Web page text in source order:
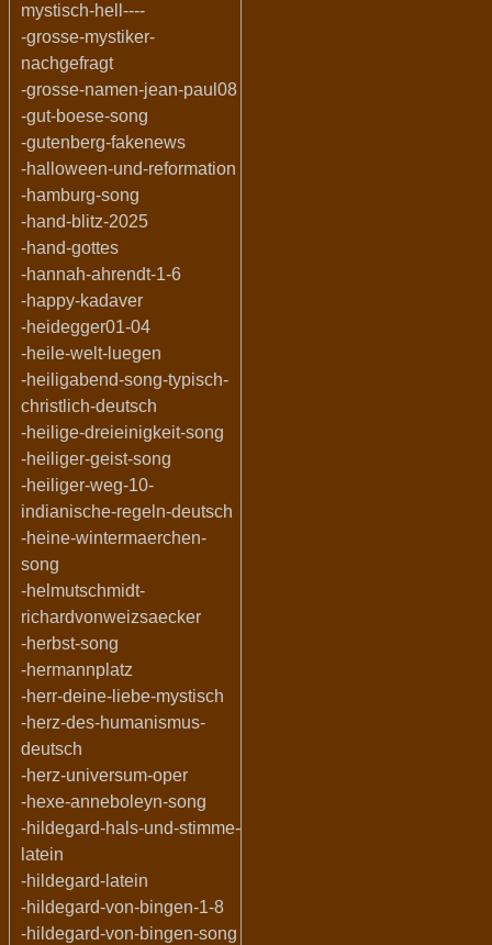
mystisch-hell----
-grosse-mystiker-
nachgefragt
-grosse-namen-jean-paul08
-gut-boese-song
-gutenberg-fakenews
-halloween-und-reformation
-hamburg-song
-hand-blitz-2025
-hand-gottes
-hannah-ahrendt-1-6
-happy-kadaver
-heidegger01-04
-heile-welt-luegen
-heiligabend-song-typisch-
christlich-deutsch
-heilige-dreieinigkeit-song
-heiliger-geist-song
-heiliger-weg-10-
indianische-regeln-deutsch
-heine-wintermaerchen-
song
-helmutschmidt-
richardvonweizsaecker
-herbst-song
-hermannplatz
-herr-deine-liebe-mystisch
-herz-des-humanismus-
deutsch
-herz-universum-oper
-hexe-anneboleyn-song
-hildegard-hals-und-stimme-
latein
-hildegard-latein
-hildegard-von-bingen-1-8
-hildegard-von-bingen-song